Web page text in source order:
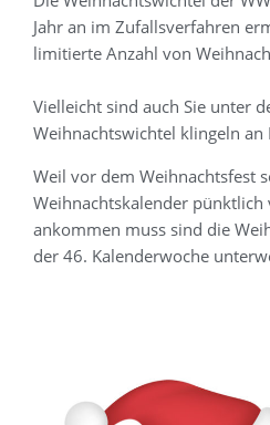
Jahr an im Zufallsverfahren
limitierte Anzahl von
Vielleicht sind auch Sie unter
Weihnachtswichtel klingeln an
Weil vor dem Weihnachtsfest
Weihnachtskalender
ankommen muss sind die
der 46. Kalenderwoche